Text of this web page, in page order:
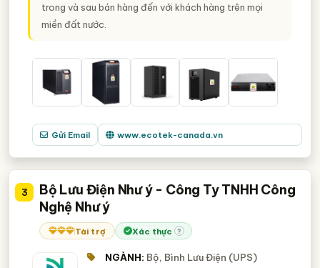
trong và sau bán hàng đến với khách hàng trên mọi
miền đất nước.
Gửi Email www.ecotek-canada.vn
3
Bộ Lưu Điện Như ý - Công Ty TNHH Công
Nghệ Như ý
Tài trợ Xác thực ?
NGÀNH: Bộ, Bình Lưu Điện (UPS)